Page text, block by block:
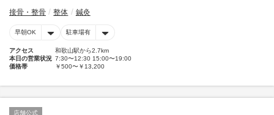
接骨・整骨 整体 鍼灸
早朝OK 駐車場有
アクセス
和歌山駅から2.7km
本日の営業状況 7:30〜12:30 15:00〜19:00
価格帯
￥500〜￥13,200
店舗公式